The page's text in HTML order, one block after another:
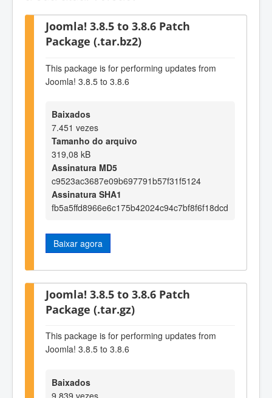
Joomla! 3.8.5 to 3.8.6 Patch
Package (.tar.bz2)
This package is for performing updates from
Joomla! 3.8.5 to 3.8.6
Baixados
7.451 vezes
Tamanho do arquivo
319,08 kB
Assinatura MD5
c9523ac3687e09b697791b57f31f5124
Assinatura SHA1
fb5a5ffd8966e6c175b42024c94c7bf8f6f18dcd
Baixar agora
Joomla! 3.8.5 to 3.8.6 Patch
Package (.tar.gz)
This package is for performing updates from
Joomla! 3.8.5 to 3.8.6
Baixados
9.839 vezes